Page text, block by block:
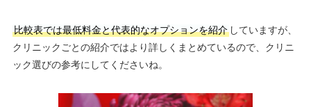
比較表では最低料金と代表的なオプションを紹介していますが、
クリニックごとの紹介ではより詳しくまとめているので、クリニ
ック選びの参考にしてくださいね。